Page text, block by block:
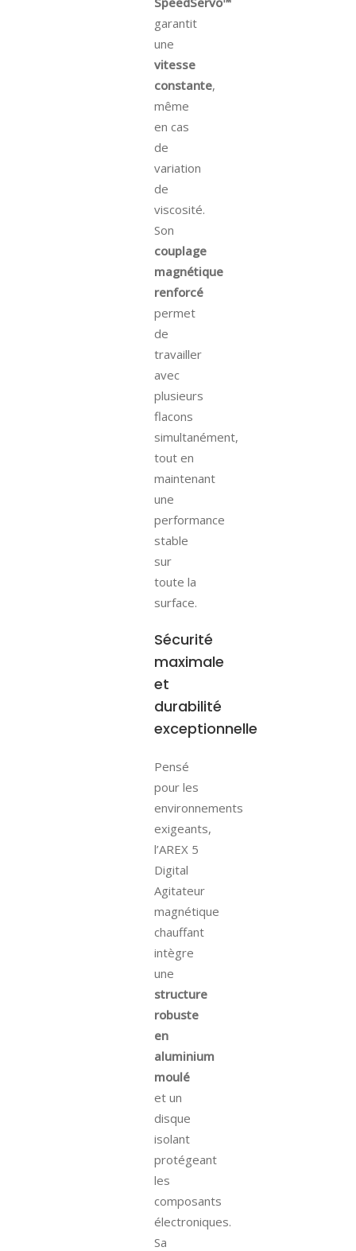
garantit
une
vitesse
constante,
même
en cas
de
variation
de
viscosité.
Son
couplage
magnétique
renforcé
permet
de
travailler
avec
plusieurs
flacons
simultanément,
tout en
maintenant
une
performance
stable
sur
toute la
surface.
Sécurité
maximale
et
durabilité
exceptionnelle
Pensé
pour les
environnements
exigeants,
l’AREX 5
Digital
Agitateur
magnétique
chauffant
intègre
une
structure
robuste
en
aluminium
moulé
et un
disque
isolant
protégeant
les
composants
électroniques.
Sa